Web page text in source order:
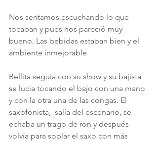
Nos sentamos escuchando lo que
tocaban y pues nos pareció muy
bueno. Las bebidas estaban bien y el
ambiente inmejorable.
Bellita seguía con su show y su bajista
se lucía tocando el bajo con una mano
y con la otra una de las congas. El
saxofonista,  salía del escenario, se
echaba un trago de ron y después
volvía para soplar el saxo con más